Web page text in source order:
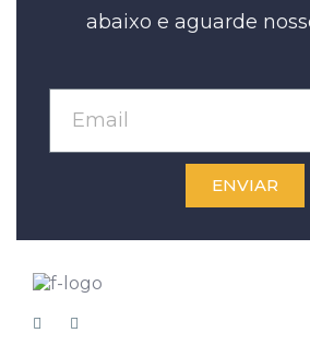
abaixo e aguarde
ENVIAR